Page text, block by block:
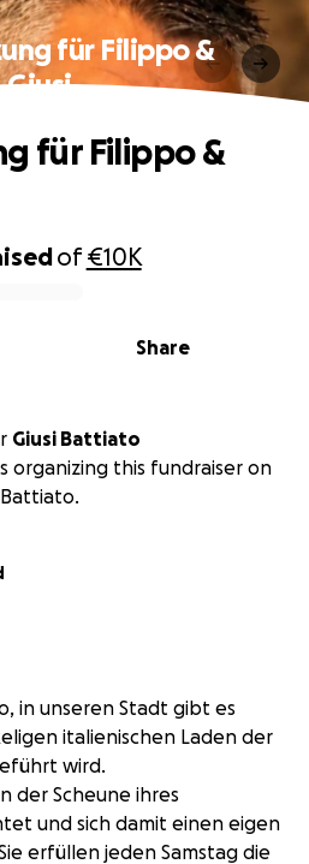
für Filippo &
Giusi
of€10K
Share
für Filippo &
Giusi Battiato
organizing this fundraiser on
in unseren Stadt gibt es
italienischen Laden der
wird.
der Scheune ihres
und sich damit einen eigen
erfüllen jeden Samstag die